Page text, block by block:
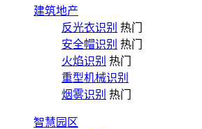
建筑地产
反光衣识别 热门
安全帽识别 热门
火焰识别 热门
重型机械识别
烟雾识别 热门
智慧园区